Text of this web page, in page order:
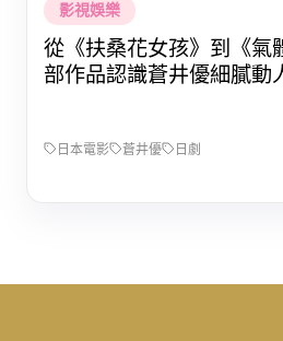
影視娛樂
從《扶桑花女孩》到《氣
部作品認識蒼井優細膩動
日本電影 蒼井優 日劇